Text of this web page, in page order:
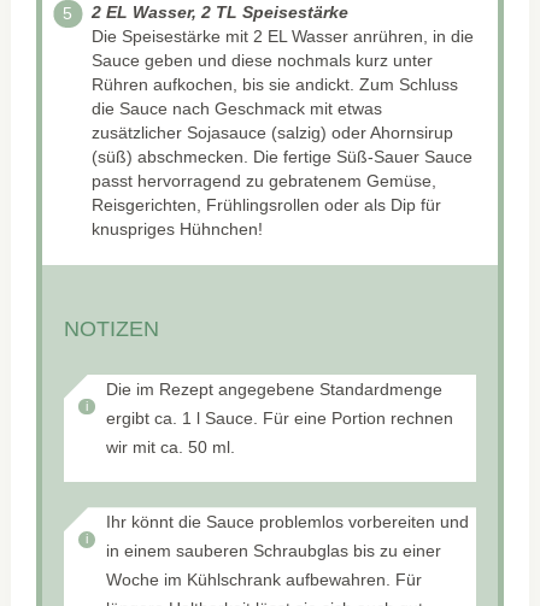
2 EL Wasser, 2 TL Speisestärke
Die Speisestärke mit 2 EL Wasser anrühren, in die
Sauce geben und diese nochmals kurz unter
Rühren aufkochen, bis sie andickt. Zum Schluss
die Sauce nach Geschmack mit etwas
zusätzlicher Sojasauce (salzig) oder Ahornsirup
(süß) abschmecken. Die fertige Süß-Sauer Sauce
passt hervorragend zu gebratenem Gemüse,
Reisgerichten, Frühlingsrollen oder als Dip für
knuspriges Hühnchen!
NOTIZEN
Die im Rezept angegebene Standardmenge
ergibt ca. 1 l Sauce. Für eine Portion rechnen
wir mit ca. 50 ml.
Ihr könnt die Sauce problemlos vorbereiten und
in einem sauberen Schraubglas bis zu einer
Woche im Kühlschrank aufbewahren. Für